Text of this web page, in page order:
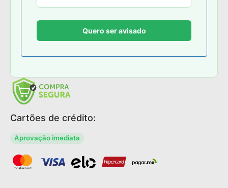
Cartões de crédito:
Aprovação imediata